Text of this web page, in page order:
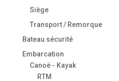
Siège
Transport / Remorque
Bateau sécurité
Embarcation
Canoë - Kayak
RTM